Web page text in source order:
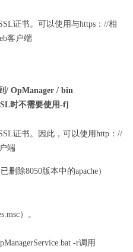
证书。 可以使用与https：//相
客户端
/ OpManager / bin
SSL时不需要使用-f]
证书。
因此，可以使用http：//
端
删除8050版本中的apache）
）。
-r调用